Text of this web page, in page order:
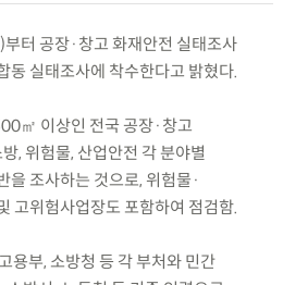
터 공장·창고 화재안전 실태조사
동 실태조사에 착수한다고 밝혔다.
㎡ 이상인 전국 공장·창고
, 위험물, 산업안전 각 분야별
을 조사하는 것으로, 위험물·
고위험사업장도 포함하여 점검함.
용부, 소방청 등 각 부처와 민간